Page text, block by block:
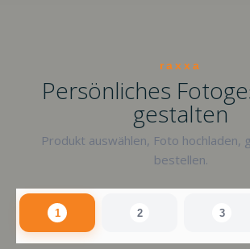
raxxa
Persönliches
gestalten
Produkt auswählen, Foto hochladen,
bestellen.
1 2 3